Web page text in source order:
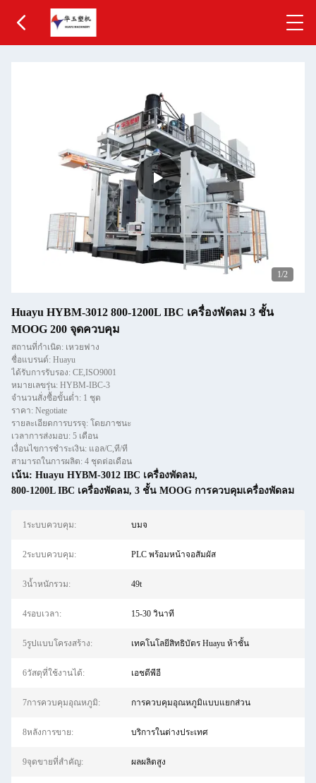
1/2
Huayu HYBM-3012 800-1200L IBC เครื่องพัดลม 3 ชั้น
MOOG 200 จุดควบคุม
สถานที่กำเนิด: เหวยฟาง
ชื่อแบรนด์: Huayu
ได้รับการรับรอง: CE,ISO9001
หมายเลขรุ่น: HYBM-IBC-3
จำนวนสั่งซื้อขั้นต่ำ: 1 ชุด
ราคา: Negotiate
รายละเอียดการบรรจุ: โดยภาชนะ
เวลาการส่งมอบ: 5 เดือน
เงื่อนไขการชำระเงิน: แอล/C,ที/ที
สามารถในการผลิต: 4 ชุดต่อเดือน
เน้น: Huayu HYBM-3012 IBC เครื่องพัดลม,
800-1200L IBC เครื่องพัดลม, 3 ชั้น MOOG การควบคุมเครื่องพัดลม
1ระบบควบคุม: บมจ
2ระบบควบคุม: PLC พร้อมหน้าจอสัมผัส
3น้ำหนักรวม: 49t
4รอบเวลา: 15-30 วินาที
5รูปแบบโครงสร้าง: เทคโนโลยีสิทธิบัตร Huayu ห้าชั้น
6วัสดุที่ใช้งานได้: เอชดีพีอี
7การควบคุมอุณหภูมิ: การควบคุมอุณหภูมิแบบแยกส่วน
8หลังการขาย: บริการในต่างประเทศ
9จุดขายที่สำคัญ: ผลผลิตสูง